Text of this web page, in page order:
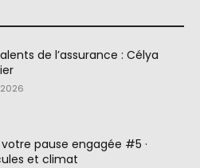
de l’assurance : Célya
votre pause engagée #5 ·
et climat